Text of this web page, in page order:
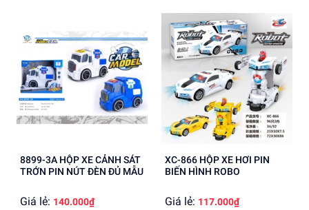
8899-3A HỘP XE CẢNH SÁT
TRỚN PIN NÚT ĐÈN ĐỦ MẪU
Giá lẻ: 140.000₫
XC-866 HỘP XE HƠI PIN
BIẾN HÌNH ROBO
Giá lẻ: 117.000₫